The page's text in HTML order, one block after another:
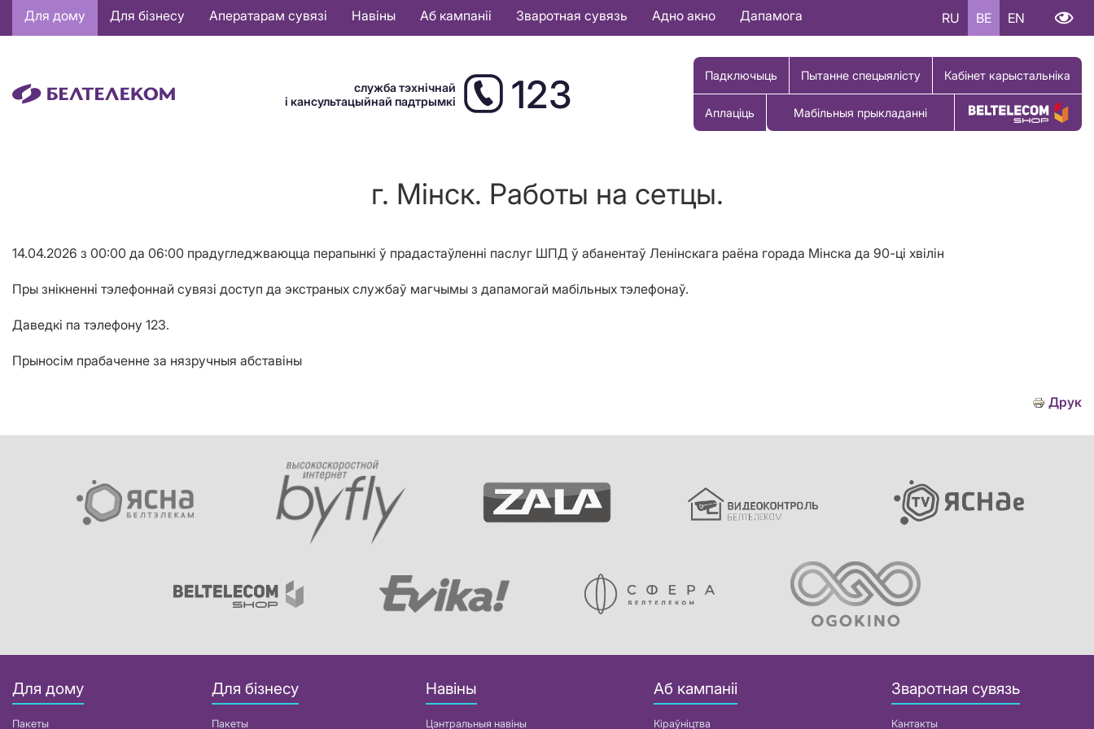
Основная
навигация
Для дому Для бізнесу Аператарам сувязі Навіны Аб кампаніі Зваротная сувязь Адно акно Дапамога RU BE EN
служба тэхнічнай
і кансультацыйнай падтрымкі
123 Падключыць Пытанне спецыялісту Кабінет карыстальніка
Аплаціць Мабільныя прыкладанні Купіць тавар
г. Мінск. Работы на сетцы.
14.04.2026 з 00:00 да 06:00 прадугледжваюцца перапынкі ў прадастаўленні паслуг ШПД ў абанентаў Ленiнскага раёна горада Мінска да 90-цi хвілін
Пры знікненні тэлефоннай сувязі доступ да экстраных службаў магчымы з дапамогай мабільных тэлефонаў.
Даведкі па тэлефону 123.
Прыносiм прабаченне за нязручныя абставiны
Друк
Для дому
Пакеты
Для бізнесу
Пакеты
Навіны
Цэнтральныя навіны
Аб кампаніі
Кіраўніцтва
Зваротная сувязь
Кантакты